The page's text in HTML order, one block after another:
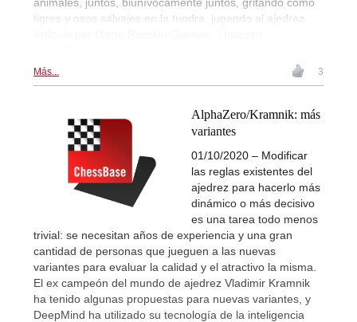
tigres y osos salvajes en la tundra, jugando al ajedrez.
Más... 3
AlphaZero/Kramnik: más
variantes
01/10/2020 – Modificar
las reglas existentes del
ajedrez para hacerlo más
dinámico o más decisivo
es una tarea todo menos
trivial: se necesitan años de experiencia y una gran
cantidad de personas que jueguen a las nuevas
variantes para evaluar la calidad y el atractivo la misma.
El ex campeón del mundo de ajedrez Vladimir Kramnik
ha tenido algunas propuestas para nuevas variantes, y
DeepMind ha utilizado su tecnología de la inteligencia